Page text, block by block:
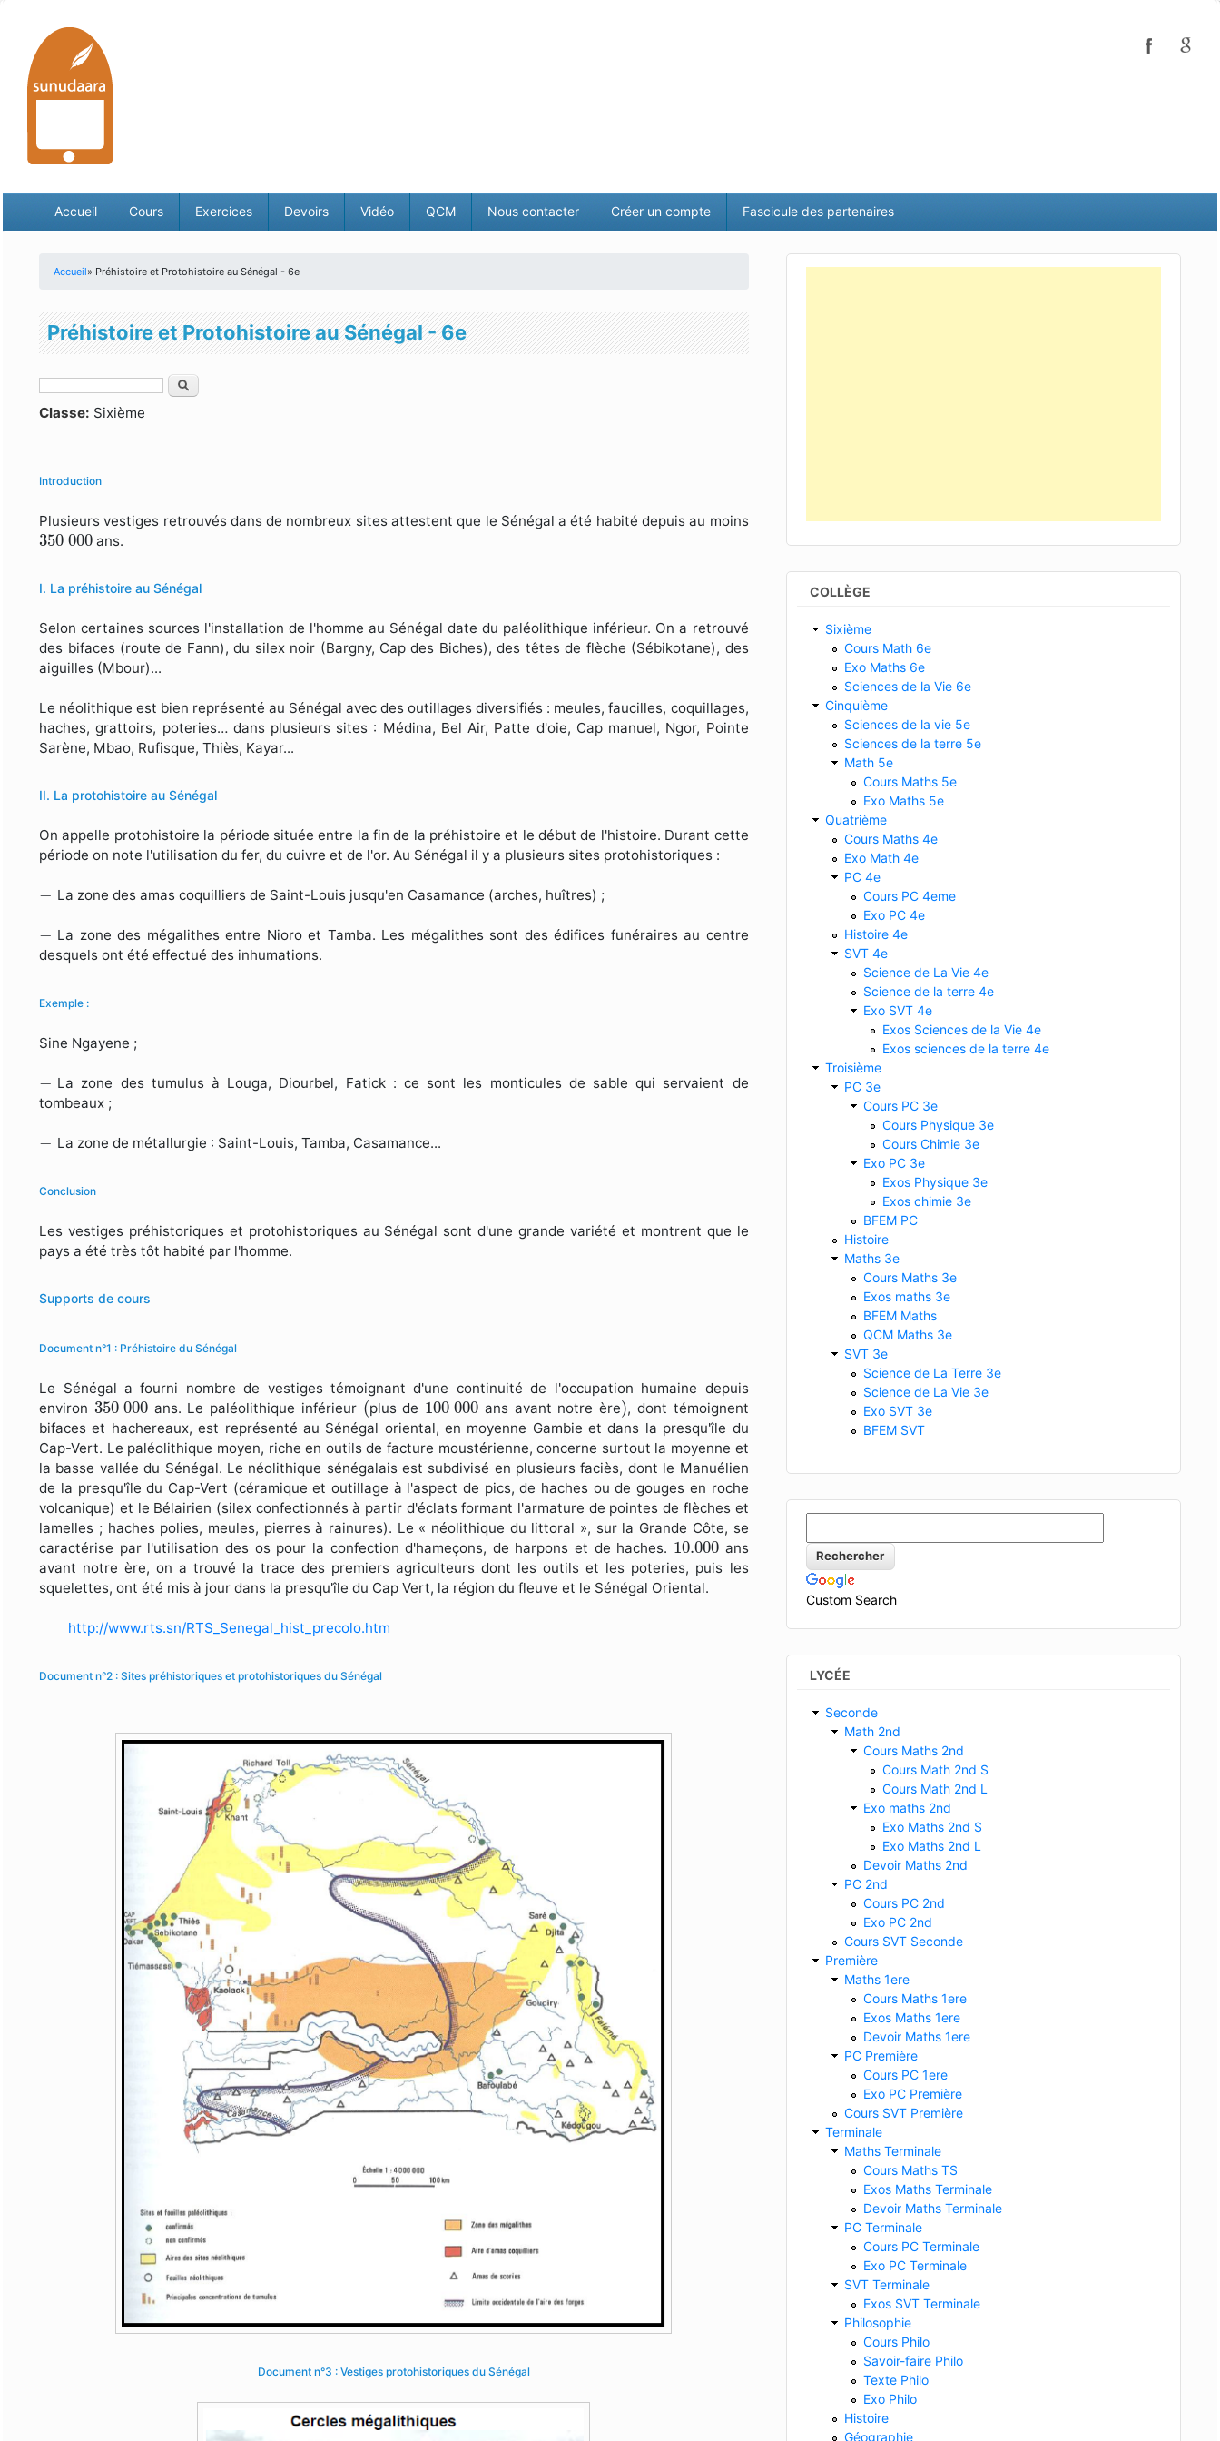
Accueil Cours Exercices Devoirs Vidéo QCM Nous contacter Créer un compte Fascicule des partenaires
Accueil» Préhistoire et Protohistoire au Sénégal - 6e
Préhistoire et Protohistoire au Sénégal - 6e
Formulaire de recherche
Rechercher
Classe: Sixième
Introduction
Plusieurs vestiges retrouvés dans de nombreux sites attestent que le Sénégal a été habité depuis au moins
350 000
350 000ans.
I. La préhistoire au Sénégal
Selon certaines sources l'installation de l'homme au Sénégal date du paléolithique inférieur. On a retrouvé
des bifaces (route de Fann), du silex noir (Bargny, Cap des Biches), des têtes de flèche (Sébikotane), des
aiguilles (Mbour)...
Le néolithique est bien représenté au Sénégal avec des outillages diversifiés : meules, faucilles, coquillages,
haches, grattoirs, poteries… dans plusieurs sites : Médina, Bel Air, Patte d'oie, Cap manuel, Ngor, Pointe
Sarène, Mbao, Rufisque, Thiès, Kayar...
II. La protohistoire au Sénégal
On appelle protohistoire la période située entre la fin de la préhistoire et le début de l'histoire. Durant cette
période on note l'utilisation du fer, du cuivre et de l'or. Au Sénégal il y a plusieurs sites protohistoriques :
− La zone des amas coquilliers de Saint-Louis jusqu'en Casamance (arches, huîtres) ;
− La zone des mégalithes entre Nioro et Tamba. Les mégalithes sont des édifices funéraires au centre
desquels ont été effectué des inhumations.
Exemple :
Sine Ngayene ;
− La zone des tumulus à Louga, Diourbel, Fatick : ce sont les monticules de sable qui servaient de
tombeaux ;
− La zone de métallurgie : Saint-Louis, Tamba, Casamance...
Conclusion
Les vestiges préhistoriques et protohistoriques au Sénégal sont d'une grande variété et montrent que le
pays a été très tôt habité par l'homme.
Supports de cours
Document n°1 : Préhistoire du Sénégal
Le Sénégal a fourni nombre de vestiges témoignant d'une continuité de l'occupation humaine depuis
environ 350 000
350 000ans. Le paléolithique inférieur (
(plus de 100 000
100 000ans avant notre ère)
), dont témoignent
bifaces et hachereaux, est représenté au Sénégal oriental, en moyenne Gambie et dans la presqu'île du
Cap-Vert. Le paléolithique moyen, riche en outils de facture moustérienne, concerne surtout la moyenne et
la basse vallée du Sénégal. Le néolithique sénégalais est subdivisé en plusieurs faciès, dont le Manuélien
de la presqu'île du Cap-Vert (céramique et outillage à l'aspect de pics, de haches ou de gouges en roche
volcanique) et le Bélairien (silex confectionnés à partir d'éclats formant l'armature de pointes de flèches et
lamelles ; haches polies, meules, pierres à rainures). Le « néolithique du littoral », sur la Grande Côte, se
caractérise par l'utilisation des os pour la confection d'hameçons, de harpons et de haches. 10.000
10.000ans
avant notre ère, on a trouvé la trace des premiers agriculteurs dont les outils et les poteries, puis les
squelettes, ont été mis à jour dans la presqu'île du Cap Vert, la région du fleuve et le Sénégal Oriental.
http://www.rts.sn/RTS_Senegal_hist_precolo.htm
Document n°2 : Sites préhistoriques et protohistoriques du Sénégal
Document n°3 : Vestiges protohistoriques du Sénégal
COLLÈGE
Sixième
Cours Math 6e
Exo Maths 6e
Sciences de la Vie 6e
Cinquième
Sciences de la vie 5e
Sciences de la terre 5e
Math 5e
Cours Maths 5e
Exo Maths 5e
Quatrième
Cours Maths 4e
Exo Math 4e
PC 4e
Cours PC 4eme
Exo PC 4e
Histoire 4e
SVT 4e
Science de La Vie 4e
Science de la terre 4e
Exo SVT 4e
Exos Sciences de la Vie 4e
Exos sciences de la terre 4e
Troisième
PC 3e
Cours PC 3e
Cours Physique 3e
Cours Chimie 3e
Exo PC 3e
Exos Physique 3e
Exos chimie 3e
BFEM PC
Histoire
Maths 3e
Cours Maths 3e
Exos maths 3e
BFEM Maths
QCM Maths 3e
SVT 3e
Science de La Terre 3e
Science de La Vie 3e
Exo SVT 3e
BFEM SVT
Custom Search
LYCÉE
Seconde
Math 2nd
Cours Maths 2nd
Cours Math 2nd S
Cours Math 2nd L
Exo maths 2nd
Exo Maths 2nd S
Exo Maths 2nd L
Devoir Maths 2nd
PC 2nd
Cours PC 2nd
Exo PC 2nd
Cours SVT Seconde
Première
Maths 1ere
Cours Maths 1ere
Exos Maths 1ere
Devoir Maths 1ere
PC Première
Cours PC 1ere
Exo PC Première
Cours SVT Première
Terminale
Maths Terminale
Cours Maths TS
Exos Maths Terminale
Devoir Maths Terminale
PC Terminale
Cours PC Terminale
Exo PC Terminale
SVT Terminale
Exos SVT Terminale
Philosophie
Cours Philo
Savoir-faire Philo
Texte Philo
Exo Philo
Histoire
Géographie